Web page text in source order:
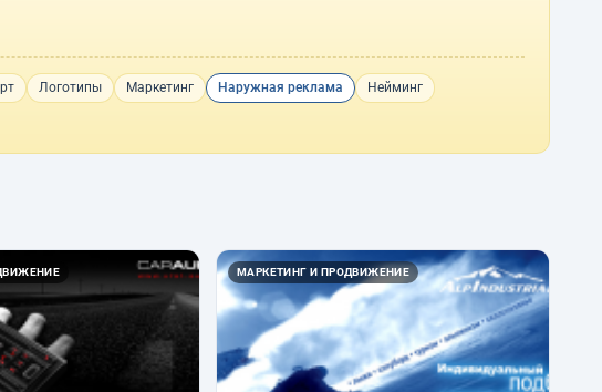
Логотипы Маркетинг Наружная реклама
Нейминг
МАРКЕТИНГ И ПРОДВИЖЕНИЕ